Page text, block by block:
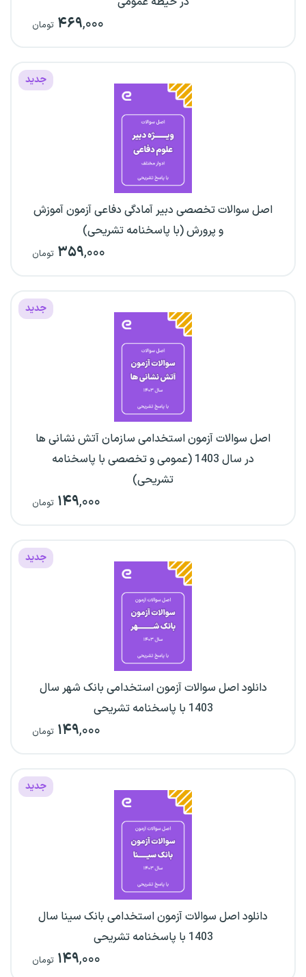
۴۶۹,۰۰۰ تومان
جدید
اصل سوالات تخصصی دبیر آمادگی دفاعی آزمون آموزش
و پرورش (با پاسخنامه تشریحی)
۳۵۹,۰۰۰ تومان
جدید
اصل سوالات آزمون استخدامی سازمان آتش نشانی ها
در سال 1403 (عمومی و تخصصی با پاسخنامه
تشریحی)
۱۴۹,۰۰۰ تومان
جدید
دانلود اصل سوالات آزمون استخدامی بانک شهر سال
1403 با پاسخنامه تشریحی
۱۴۹,۰۰۰ تومان
جدید
دانلود اصل سوالات آزمون استخدامی بانک سینا سال
1403 با پاسخنامه تشریحی
۱۴۹,۰۰۰ تومان